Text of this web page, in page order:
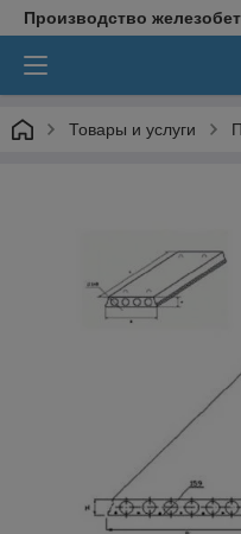
Производство
Товары и услуги